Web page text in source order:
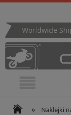
Worldwide
» Naklejki